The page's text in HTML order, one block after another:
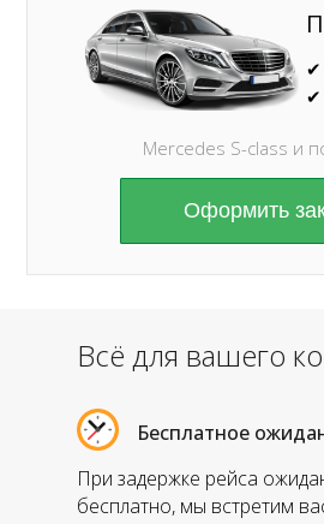
Mercedes S-class и
✔
✔
Оформить
При задержке рейса
бесплатно, мы встретим
Бесплатное
Всё для вашего